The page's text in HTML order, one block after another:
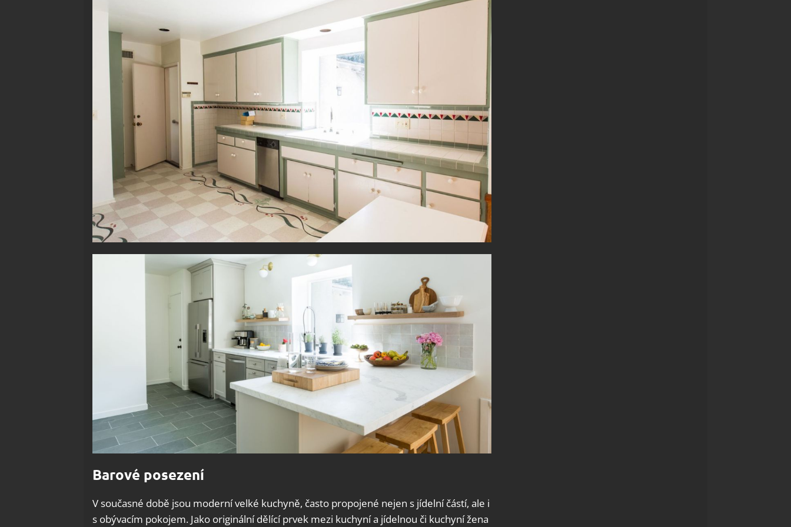
Barové posezení
V současné době jsou moderní velké kuchyně, často propojené nejen s jídelní částí, ale i
s obývacím pokojem. Jako originální dělící prvek mezi kuchyní a jídelnou či kuchyní žena